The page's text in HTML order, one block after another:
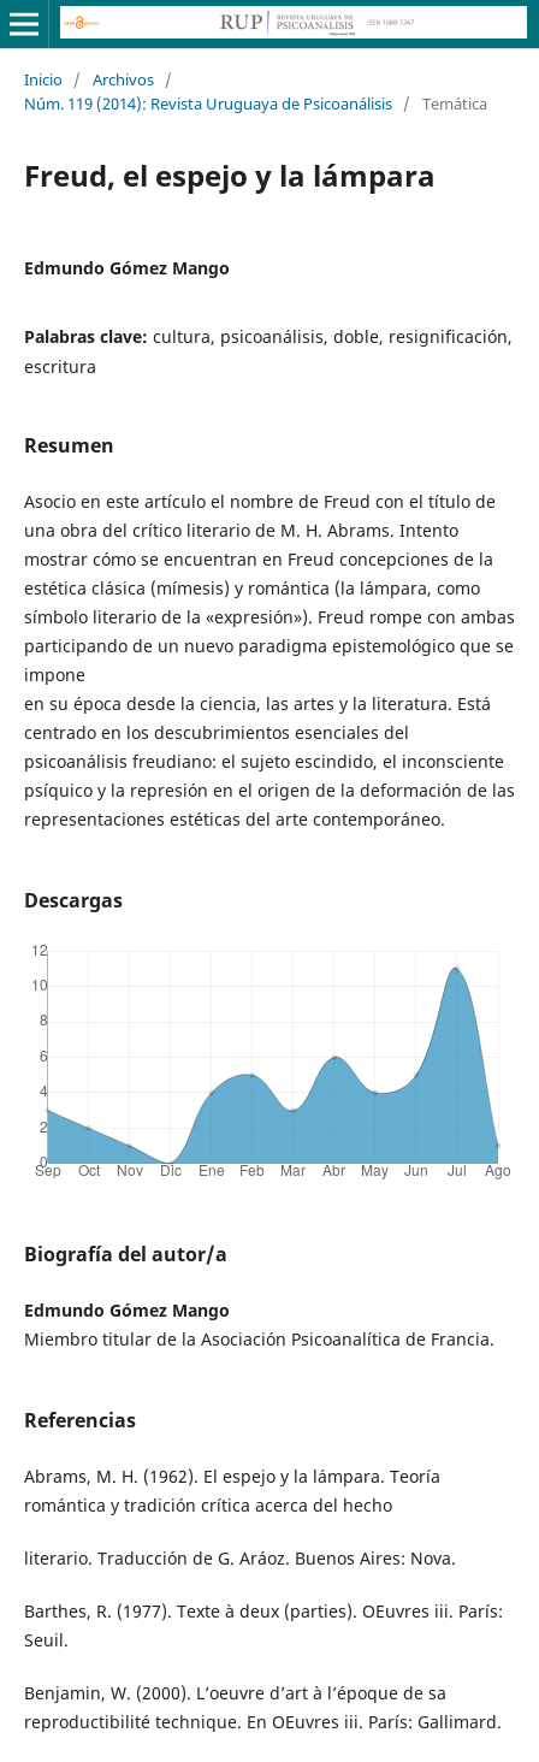
Inicio / Archivos /
Núm. 119 (2014): Revista Uruguaya de Psicoanálisis / Temática
Freud, el espejo y la lámpara
Edmundo Gómez Mango
Palabras clave: cultura, psicoanálisis, doble, resignificación,
escritura
Resumen
Asocio en este artículo el nombre de Freud con el título de
una obra del crítico literario de M. H. Abrams. Intento
mostrar cómo se encuentran en Freud concepciones de la
estética clásica (mímesis) y romántica (la lámpara, como
símbolo literario de la «expresión»). Freud rompe con ambas
participando de un nuevo paradigma epistemológico que se
impone
en su época desde la ciencia, las artes y la literatura. Está
centrado en los descubrimientos esenciales del
psicoanálisis freudiano: el sujeto escindido, el inconsciente
psíquico y la represión en el origen de la deformación de las
representaciones estéticas del arte contemporáneo.
Descargas
Biografía del autor/a
Edmundo Gómez Mango
Miembro titular de la Asociación Psicoanalítica de Francia.
Referencias
Abrams, M. H. (1962). El espejo y la lámpara. Teoría
romántica y tradición crítica acerca del hecho
literario. Traducción de G. Aráoz. Buenos Aires: Nova.
Barthes, R. (1977). Texte à deux (parties). OEuvres iii. París:
Seuil.
Benjamin, W. (2000). L’oeuvre d’art à l’époque de sa
reproductibilité technique. En OEuvres iii. París: Gallimard.